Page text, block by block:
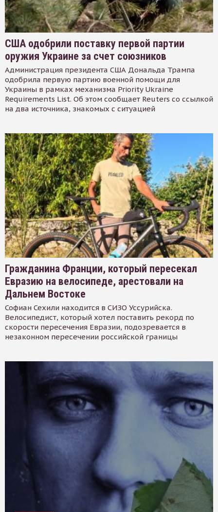
США одобрили поставку первой партии
оружия Украине за счет союзников
Администрация президента США Дональда Трампа
одобрила первую партию военной помощи для
Украины в рамках механизма Priority Ukraine
Requirements List. Об этом сообщает Reuters со ссылкой
на два источника, знакомых с ситуацией
Гражданина Франции, который пересекал
Евразию на велосипеде, арестовали на
Дальнем Востоке
Софиан Сехили находится в СИЗО Уссурийска.
Велосипедист, который хотел поставить рекорд по
скорости пересечения Евразии, подозревается в
незаконном пересечении российской границы